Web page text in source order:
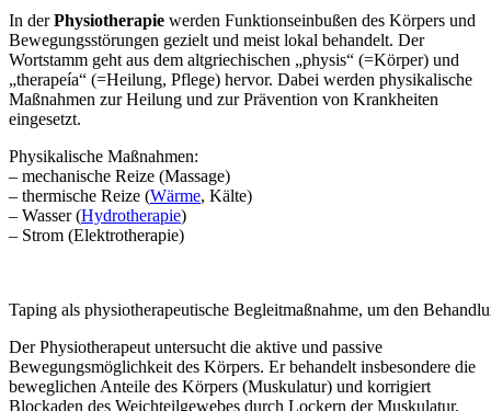
In derPhysiotherapie werden Funktionseinbußen des Körpers und
Bewegungsstörungen gezielt und meist lokal behandelt. Der
Wortstamm geht aus dem altgriechischen „physis“ (=Körper) und
„therapeía“ (=Heilung, Pflege) hervor. Dabei werden physikalische
Maßnahmen zur Heilung und zur Prävention von Krankheiten
eingesetzt.
Physikalische Maßnahmen:
– mechanische Reize (Massage)
– thermische Reize (Wärme, Kälte)
– Wasser (Hydrotherapie)
– Strom (Elektrotherapie)
Taping als physiotherapeutische Begleitmaßnahme, um den
Der Physiotherapeut untersucht die aktive und passive
Bewegungsmöglichkeit des Körpers. Er behandelt insbesondere die
beweglichen Anteile des Körpers (Muskulatur) und korrigiert
Blockaden des Weichteilgewebes durch Lockern der Muskulatur.